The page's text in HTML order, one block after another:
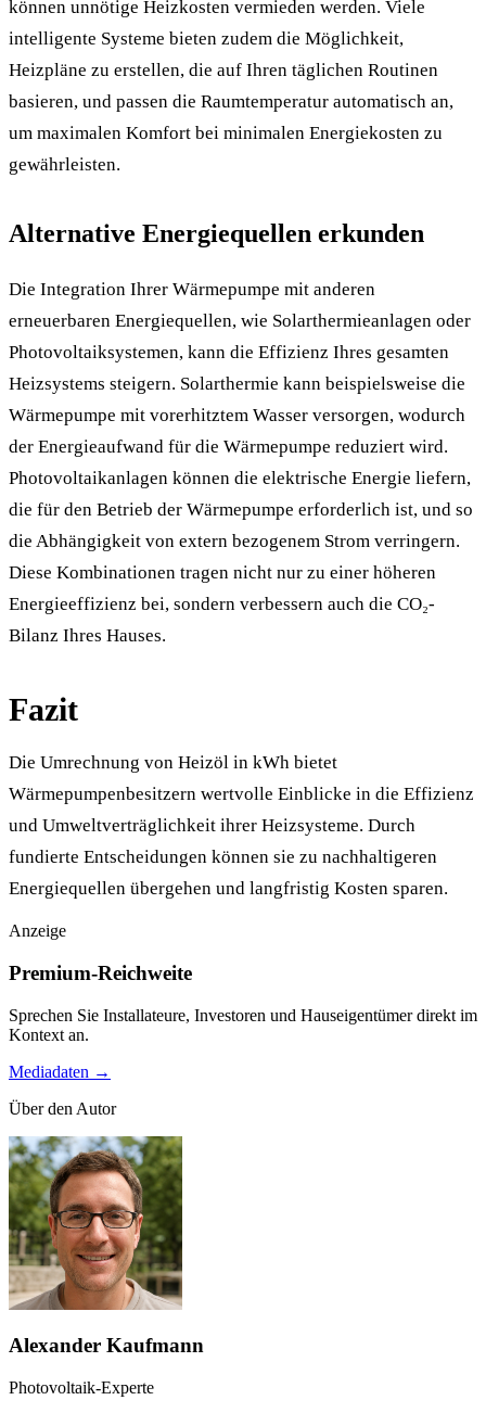
können unnötige Heizkosten vermieden werden. Viele
intelligente Systeme bieten zudem die Möglichkeit,
Heizpläne zu erstellen, die auf Ihren täglichen Routinen
basieren, und passen die Raumtemperatur automatisch an,
um maximalen Komfort bei minimalen Energiekosten zu
gewährleisten.
Alternative Energiequellen erkunden
Die Integration Ihrer Wärmepumpe mit anderen
erneuerbaren Energiequellen, wie Solarthermieanlagen oder
Photovoltaiksystemen, kann die Effizienz Ihres gesamten
Heizsystems steigern. Solarthermie kann beispielsweise die
Wärmepumpe mit vorerhitztem Wasser versorgen, wodurch
der Energieaufwand für die Wärmepumpe reduziert wird.
Photovoltaikanlagen können die elektrische Energie liefern,
die für den Betrieb der Wärmepumpe erforderlich ist, und so
die Abhängigkeit von extern bezogenem Strom verringern.
Diese Kombinationen tragen nicht nur zu einer höheren
Energieeffizienz bei, sondern verbessern auch die CO₂-
Bilanz Ihres Hauses.
Fazit
Die Umrechnung von Heizöl in kWh bietet
Wärmepumpenbesitzern wertvolle Einblicke in die Effizienz
und Umweltverträglichkeit ihrer Heizsysteme. Durch
fundierte Entscheidungen können sie zu nachhaltigeren
Energiequellen übergehen und langfristig Kosten sparen.
Anzeige
Premium-Reichweite
Sprechen Sie Installateure, Investoren und Hauseigentümer direkt im
Kontext an.
Mediadaten →
Über den Autor
Alexander Kaufmann
Photovoltaik-Experte